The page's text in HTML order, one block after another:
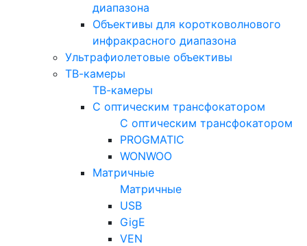
диапазона
Объективы для коротковолнового
инфракрасного диапазона
Ультрафиолетовые объективы
ТВ-камеры
ТВ-камеры
С оптическим трансфокатором
С оптическим трансфокатором
PROGMATIC
WONWOO
Матричные
Матричные
USB
GigE
VEN